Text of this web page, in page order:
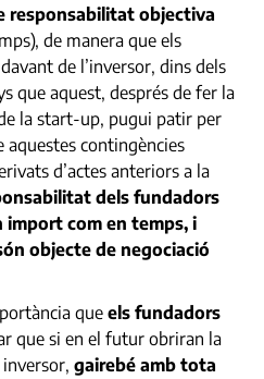
responsabilitat objectiva
de manera que els
de l’inversor, dins dels
que aquest, després de fer la
la start-up, pugui patir per
aquestes contingències
d’actes anteriors a la
dels fundadors
import com en temps, i
objecte de negociació
queels fundadors
que si en el futur obriran la
inversor,gairebé amb tota